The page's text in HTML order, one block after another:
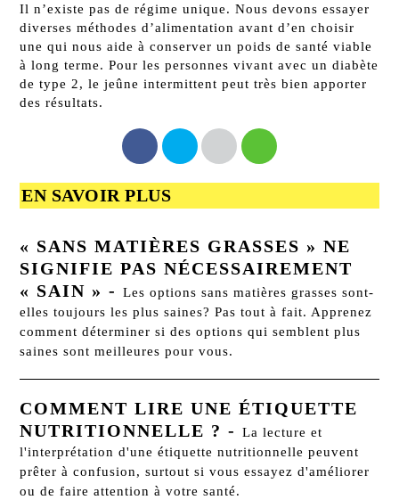
Il n’existe pas de régime unique. Nous devons essayer
diverses méthodes d’alimentation avant d’en choisir
une qui nous aide à conserver un poids de santé viable
à long terme.Pour les personnes vivant avec un diabète
de type 2, le jeûne intermittent peut très bien apporter
des résultats.
EN SAVOIR PLUS
« SANS MATIÈRES GRASSES » NE
SIGNIFIE PAS NÉCESSAIREMENT
« SAIN » -Les options sans matières grasses sont-
elles toujours les plus saines? Pas tout à fait. Apprenez
comment déterminer si des options qui semblent plus
saines sont meilleures pour vous.
COMMENT LIRE UNE ÉTIQUETTE
NUTRITIONNELLE ? -La lecture et
l'interprétation d'une étiquette nutritionnelle peuvent
prêter à confusion, surtout si vous essayez d'améliorer
ou de faire attention à votre santé.